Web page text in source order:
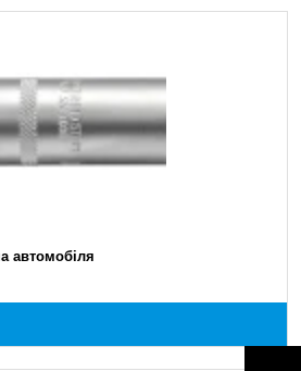
автомобіля